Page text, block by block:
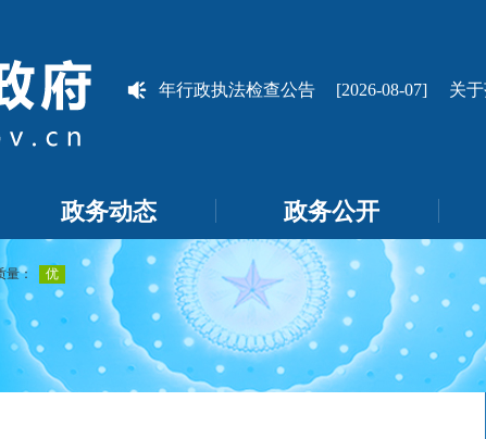
莎车县统计局2026年行政执法检查公告 [2026-08-07] 关于莎
政务动态 政务公开